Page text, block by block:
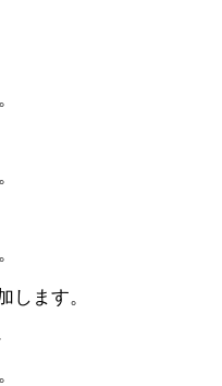
します。